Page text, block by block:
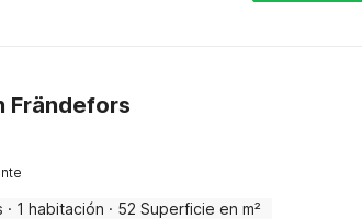
Frändefors
· 1 habitación · 52 Superficie en m²